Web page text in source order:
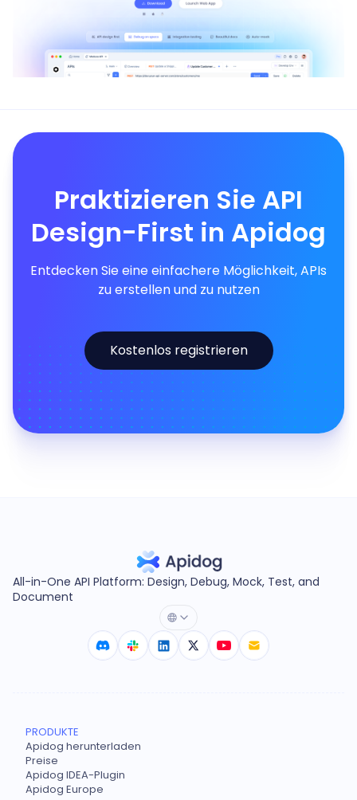
Praktizieren Sie API
Design-First in Apidog
Entdecken Sie eine einfachere Möglichkeit, APIs
zu erstellen und zu nutzen
Kostenlos registrieren
All-in-One API Platform: Design, Debug, Mock, Test, and
Document
PRODUKTE
Apidog herunterladen
Preise
Apidog IDEA-Plugin
Apidog Europe